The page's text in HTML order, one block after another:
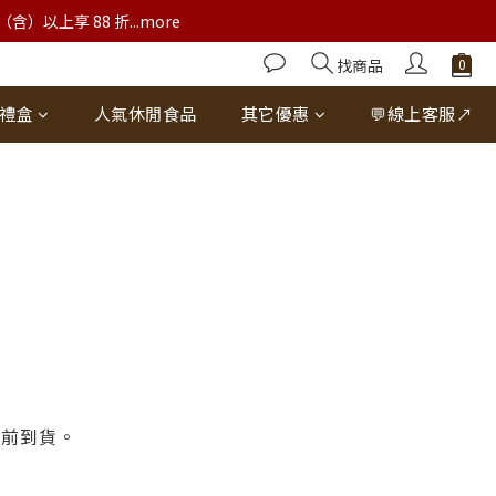
含）以上享 88 折...more
找商品
盒 人氣休閒食品 其它優惠 💬線上客服↗
到貨。